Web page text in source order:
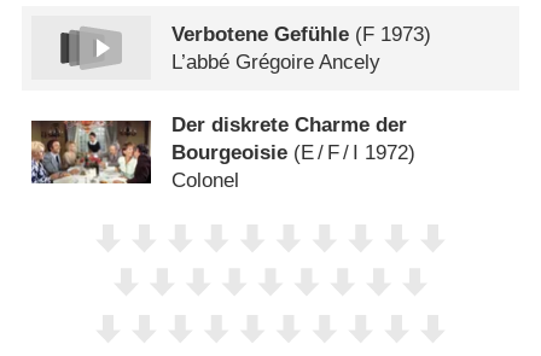
Verbotene Gefühle (F 1973)
L’abbé Grégoire Ancely
Der diskrete Charme der
Bourgeoisie (E/ F/ I 1972)
Colonel